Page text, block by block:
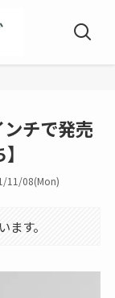
チで発売
11/08(Mon)
す。